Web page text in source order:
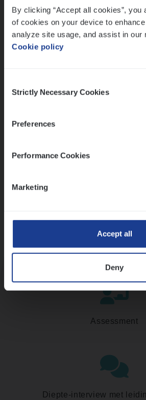
By clicking “Accept all cookies”, you
of cookies on your device to
analyze site usage, and assist in our
Cookie policy
Selection
Strictly Necessary Cookies
Preferences
Performance Cookies
Marketing
Accept all
Deny
Meer dan collega’s: hoe Julie en
versterken
Mathias houdt van diepgaande
humor
Ons sollicitatieproces
Kennismaking met
Assessment
Diepte-interview met